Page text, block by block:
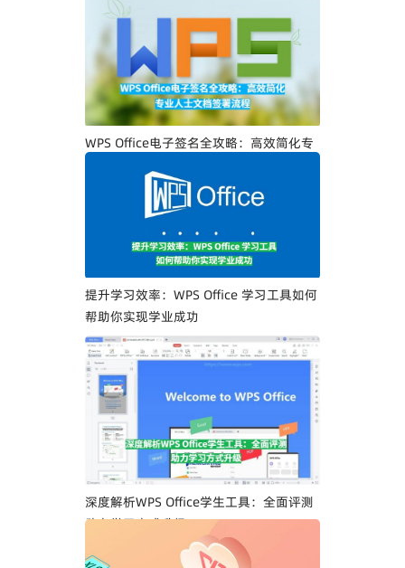
WPS Office电子签名全攻略：高效简化专
提升学习效率：WPS Office 学习工具如何
帮助你实现学业成功
深度解析WPS Office学生工具：全面评测
助力学习方式升级